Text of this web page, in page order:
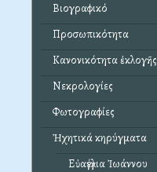
Βιογραφικό
Προσωπικότητα
Κανονικότητα ἐκλογῆς
Νεκρολογίες
Φωτογραφίες
Ἠχητικά κηρύγματα
Εὐαγγέλια Ἰωάννου